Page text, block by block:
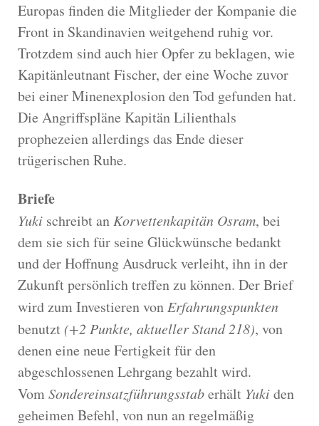
Europas finden die Mitglieder der Kompanie die
Front in Skandinavien weitgehend ruhig vor.
Trotzdem sind auch hier Opfer zu beklagen, wie
Kapitänleutnant Fischer, der eine Woche zuvor
bei einer Minenexplosion den Tod gefunden hat.
Die Angriffspläne Kapitän Lilienthals
prophezeien allerdings das Ende dieser
trügerischen Ruhe.
Briefe
Yuki schreibt an Korvettenkapitän Osram, bei
dem sie sich für seine Glückwünsche bedankt
und der Hoffnung Ausdruck verleiht, ihn in der
Zukunft persönlich treffen zu können. Der Brief
wird zum Investieren von Erfahrungspunkten
benutzt (+2 Punkte, aktueller Stand 218), von
denen eine neue Fertigkeit für den
abgeschlossenen Lehrgang bezahlt wird.
VomSondereinsatzführungsstaberhält Yukiden
geheimen Befehl, von nun an regelmäßig